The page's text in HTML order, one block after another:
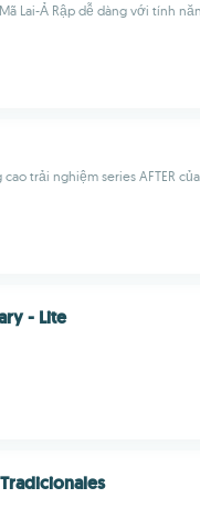
Lai-Ả Rập dễ dàng với tính
trải nghiệm series AFTER
- Lite